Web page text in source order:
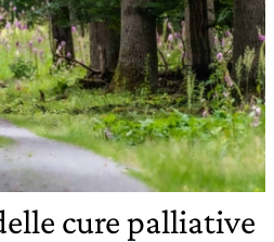
cure palliative